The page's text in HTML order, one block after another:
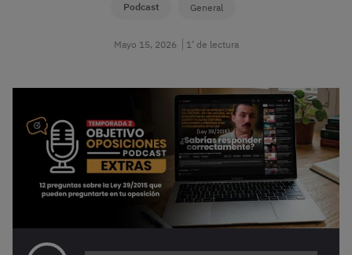
Podcast General
Mayo 15, 2026 1’ de lectura